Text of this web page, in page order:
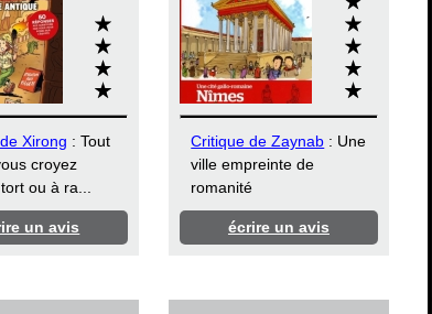
Xirong : Tout
croyez
ou à ra...
un avis
Critique de Zaynab : Une
ville empreinte de
romanité
écrire un avis